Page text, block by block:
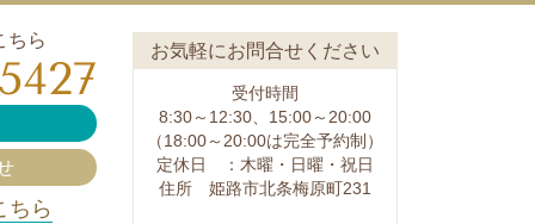
ちら
ちら
お気軽にお問合せください
受付時間
8:30～12:30、15:00～20:00
（18:00～20:00は完全予約制）
定休日 ：木曜・日曜・祝日
住所 姫路市北条梅原町231